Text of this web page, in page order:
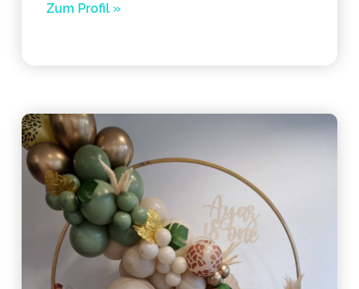
Zum Profil »